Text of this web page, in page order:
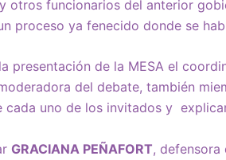
otros funcionarios del anterior
proceso ya fenecido donde se
presentación de la MESA el
del debate, también
cada uno de los invitados y
GRACIANA PEÑAFORT, defensora